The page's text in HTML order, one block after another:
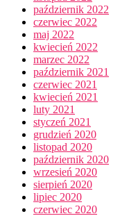
październik 2022
czerwiec 2022
maj 2022
kwiecień 2022
marzec 2022
październik 2021
czerwiec 2021
kwiecień 2021
luty 2021
styczeń 2021
grudzień 2020
listopad 2020
październik 2020
wrzesień 2020
sierpień 2020
lipiec 2020
czerwiec 2020